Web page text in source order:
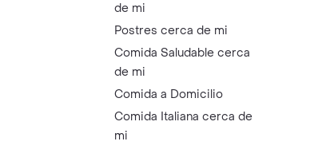
de mi
Postres cerca de mi
Comida Saludable cerca
de mi
Comida a Domicilio
Comida Italiana cerca de
mi